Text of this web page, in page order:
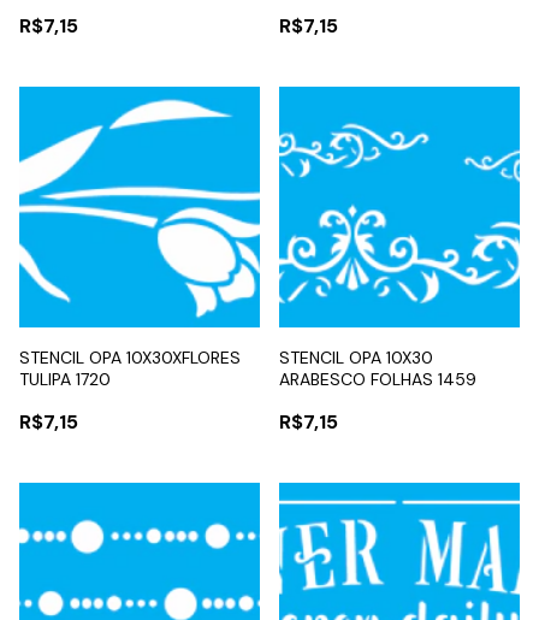
R$7,15 R$7,15
STENCIL OPA 10X30XFLORES
TULIPA 1720
R$7,15
STENCIL OPA 10X30
ARABESCO FOLHAS 1459
R$7,15